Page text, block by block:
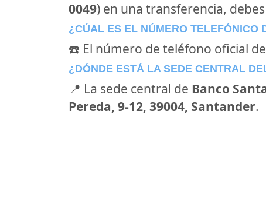
0049) en una transferencia,
¿CÚAL ES EL NÚMERO TELEFÓNICO
☎️ El número de teléfono oficial
¿DÓNDE ESTÁ LA SEDE CENTRAL
📍 La sede central de Banco
Pereda, 9-12, 39004, Santander.